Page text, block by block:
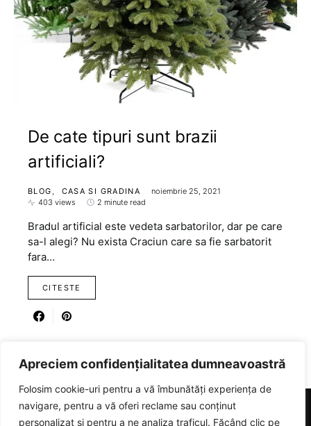
Apreciem confidențialitatea dumneavoastră
Folosim cookie-uri pentru a vă îmbunătăți experiența de
navigare, pentru a vă oferi reclame sau conținut
personalizat și pentru a ne analiza traficul. Făcând clic pe
De cate tipuri sunt brazii
artificiali?
BLOG CASA SI GRADINA
noiembrie 25, 2021
403 views
2 minute read
Bradul artificial este vedeta sarbatorilor, dar pe care
sa-l alegi? Nu exista Craciun care sa fie sarbatorit
fara…
CITESTE